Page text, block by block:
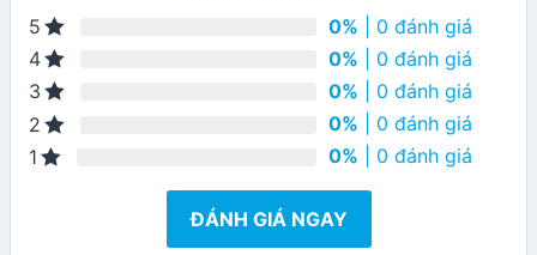
5 0% | 0 đánh giá
4
0% | 0 đánh giá
3
0% | 0 đánh giá
2
0% | 0 đánh giá
1
0% | 0 đánh giá
ĐÁNH GIÁ NGAY